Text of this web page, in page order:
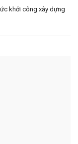
khởi công xây dựng